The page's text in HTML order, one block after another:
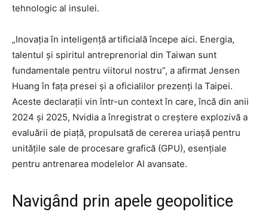
tehnologic al insulei.
„Inovația în inteligență artificială începe aici. Energia,
talentul și spiritul antreprenorial din Taiwan sunt
fundamentale pentru viitorul nostru”, a afirmat Jensen
Huang în fața presei și a oficialilor prezenți la Taipei.
Aceste declarații vin într-un context în care, încă din anii
2024 și 2025, Nvidia a înregistrat o creștere explozivă a
evaluării de piață, propulsată de cererea uriașă pentru
unitățile sale de procesare grafică (GPU), esențiale
pentru antrenarea modelelor AI avansate.
Navigând prin apele geopolitice